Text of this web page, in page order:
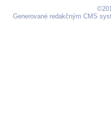
Generované redakčným CMS